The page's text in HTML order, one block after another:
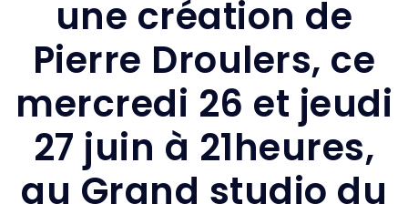
une création de
Pierre Droulers, ce
mercredi 26 et jeudi
27 juin à 21heures,
au Grand studio du